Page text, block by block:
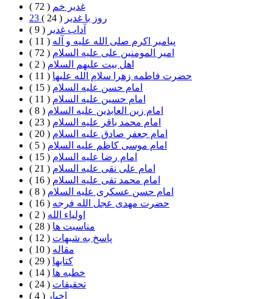
غدیر خم ( 72 )
23 روز با غدير ( 24 )
آداب غدیر ( 9 )
پیامبر اکرم صلی الله علیه و آله ( 11 )
امیر المومنین علی علیه السلام ( 72 )
اهل بيت علیهم السلام ( 2 )
حضرت فاطمه زهرا سلام الله علیها ( 11 )
امام حسن علیه السلام ( 15 )
امام حسین علیه السلام ( 11 )
امام زین العابدین علیه السلام ( 8 )
امام محمد باقر علیه السلام ( 23 )
امام جعفر صادق علیه السلام ( 20 )
امام موسی کاظم علیه السلام ( 5 )
امام رضا علیه السلام ( 15 )
امام علی نقی علیه السلام ( 21 )
امام محمد تقی علیه السلام ( 16 )
امام حسن عسکری علیه السلام ( 8 )
حضرت مهدی عجل الله فرجه ( 16 )
اولیاء الله ( 2 )
مناسبت ها ( 28 )
پاسخ به شبهات ( 12 )
مقاله ( 10 )
كتابها ( 29 )
خطبه ها ( 14 )
تحقيقات ( 24 )
اخبار ( 4 )